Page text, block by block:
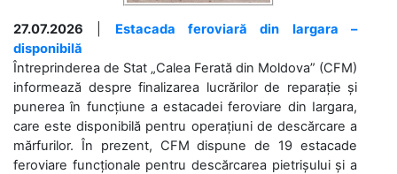
27.07.2026
Estacada feroviară din Iargara –
disponibilă
Întreprinderea de Stat „Calea Ferată din Moldova” (CFM)
informează despre finalizarea lucrărilor de reparație și
punerea în funcțiune a estacadei feroviare din Iargara,
care este disponibilă pentru operațiuni de descărcare a
mărfurilor. În prezent, CFM dispune de 19 estacade
feroviare funcționale pentru descărcarea pietrișului și a